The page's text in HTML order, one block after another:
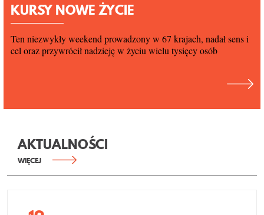
KURSY NOWE ŻYCIE
Ten niezwykły weekend prowadzony w 67 krajach, nadał sens i
cel oraz przywrócił nadzieję w życiu wielu tysięcy osób
AKTUALNOŚCI
WIĘCEJ